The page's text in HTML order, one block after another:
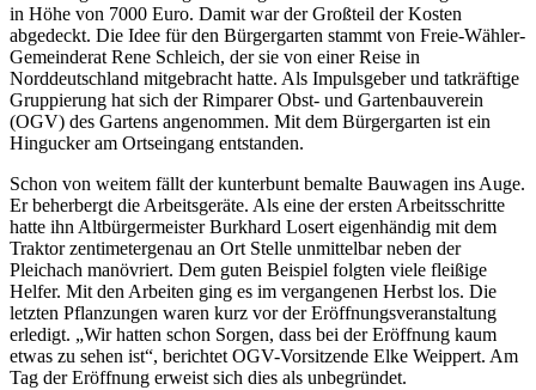
in Höhe von 7000 Euro. Damit war der Großteil der Kosten
abgedeckt. Die Idee für den Bürgergarten stammt von Freie-Wähler-
Gemeinderat Rene Schleich, der sie von einer Reise in
Norddeutschland mitgebracht hatte. Als Impulsgeber und tatkräftige
Gruppierung hat sich der Rimparer Obst- und Gartenbauverein
(OGV) des Gartens angenommen. Mit dem Bürgergarten ist ein
Hingucker am Ortseingang entstanden.
Schon von weitem fällt der kunterbunt bemalte Bauwagen ins Auge.
Er beherbergt die Arbeitsgeräte. Als eine der ersten Arbeitsschritte
hatte ihn Altbürgermeister Burkhard Losert eigenhändig mit dem
Traktor zentimetergenau an Ort Stelle unmittelbar neben der
Pleichach manövriert. Dem guten Beispiel folgten viele fleißige
Helfer. Mit den Arbeiten ging es im vergangenen Herbst los. Die
letzten Pflanzungen waren kurz vor der Eröffnungsveranstaltung
erledigt. „Wir hatten schon Sorgen, dass bei der Eröffnung kaum
etwas zu sehen ist“, berichtet OGV-Vorsitzende Elke Weippert. Am
Tag der Eröffnung erweist sich dies als unbegründet.